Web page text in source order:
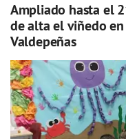
Ampliado hasta el
de alta el viñedo
Valdepeñas